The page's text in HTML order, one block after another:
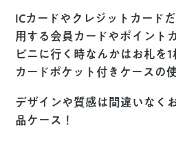
ICカードやクレジットカード
用する会員カードやポイント
ビニに行く時なんかはお札を
カードポケット付きケースの
デザインや質感は間違いなく
品ケース！